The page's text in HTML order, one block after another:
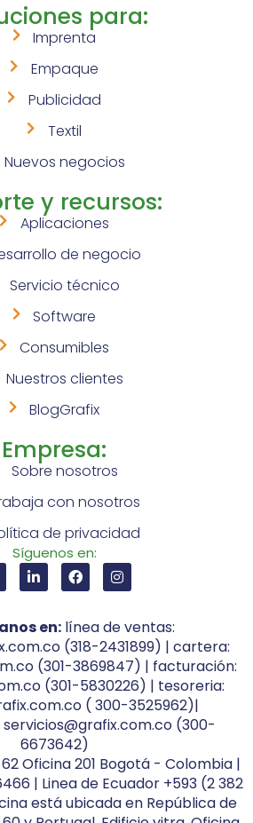
para:
Imprenta
Empaque
Publicidad
Textil
Nuevos negocios
y recursos:
Aplicaciones
de negocio
Servicio técnico
Software
Consumibles
Nuestros clientes
BlogGrafix
Empresa:
Sobre nosotros
con nosotros
de privacidad
Síguenos en:
en: línea de ventas:
(318-2431899) | cartera:
(301-3869847) | facturación:
(301-5830226) | tesoreria:
( 300-3525962)|
(300-
6673642)
Oficina 201 Bogotá - Colombia |
| Linea de Ecuador +593 (2 382
está ubicada en República de